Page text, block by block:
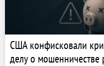
США конфисковали
делу о